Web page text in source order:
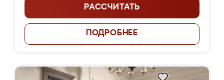
РАССЧИТАТЬ
ПОДРОБНЕЕ